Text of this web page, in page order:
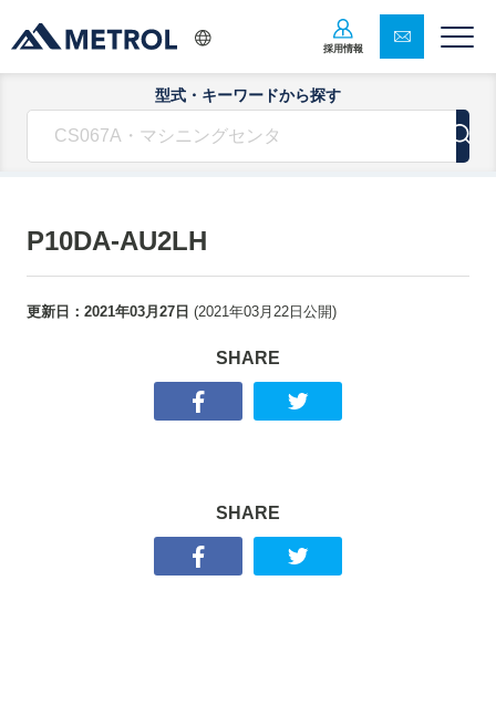
採用情報
型式・キーワードから探す
P10DA-AU2LH
更新日： 2021年03月27日 (2021年03月22日 公開)
SHARE
SHARE